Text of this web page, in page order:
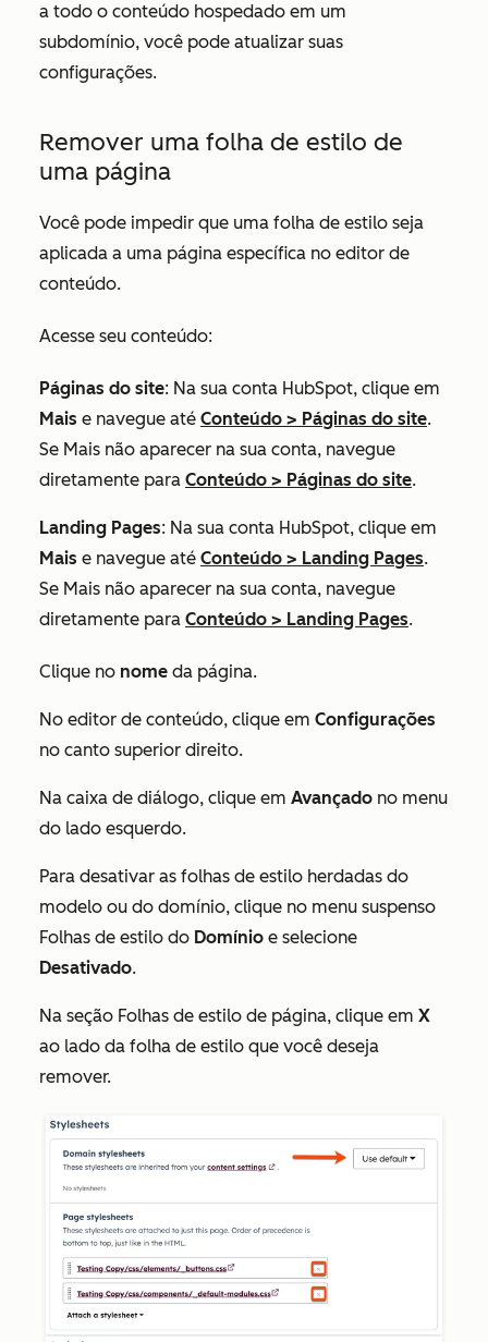
a todo o conteúdo hospedado em um
subdomínio, você pode atualizar suas
configurações.
Remover uma folha de estilo de
uma página
Você pode impedir que uma folha de estilo seja
aplicada a uma página específica no editor de
conteúdo.
Acesse seu conteúdo:
Páginas do site: Na sua conta HubSpot, clique em
Mais e navegue até Conteúdo > Páginas do site.
Se Mais não aparecer na sua conta, navegue
diretamente para Conteúdo > Páginas do site.
Landing Pages: Na sua conta HubSpot, clique em
Mais e navegue até Conteúdo > Landing Pages.
Se Mais não aparecer na sua conta, navegue
diretamente para Conteúdo > Landing Pages.
Clique no nome da página.
No editor de conteúdo, clique em Configurações
no canto superior direito.
Na caixa de diálogo, clique em Avançado no menu
do lado esquerdo.
Para desativar as folhas de estilo herdadas do
modelo ou do domínio, clique no menu suspenso
Folhas de estilo do Domínio e selecione
Desativado.
Na seção Folhas de estilo de página, clique em X
ao lado da folha de estilo que você deseja
remover.